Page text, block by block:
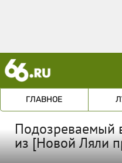
ГЛАВНОЕ
Подозреваемый
из [Новой Ляли